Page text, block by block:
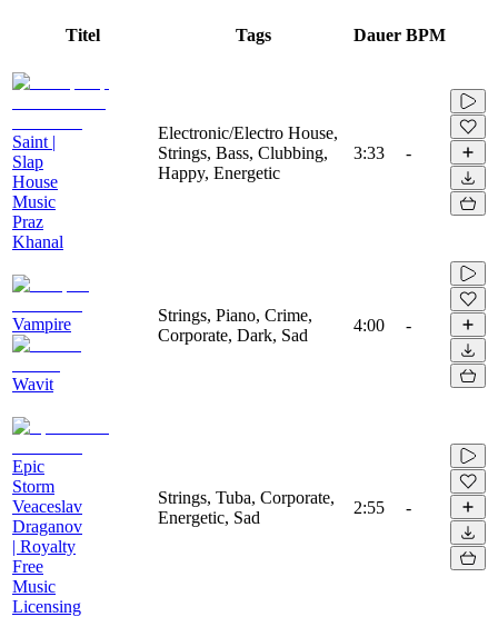
Titel Tags Dauer BPM
Saint |
Slap
House
Music
Praz
Khanal
Electronic/Electro House,
Strings, Bass, Clubbing,
Happy, Energetic
3:33 -
Vampire
Wavit
Strings, Piano, Crime,
Corporate, Dark, Sad
4:00 -
Epic
Storm
Veaceslav
Draganov
| Royalty
Free
Music
Licensing
Strings, Tuba, Corporate,
Energetic, Sad
2:55 -